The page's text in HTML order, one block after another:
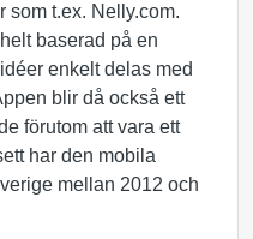
som t.ex. Nelly.com.
baserad på en
enkelt delas med
blir då också ett
förutom att vara ett
har den mobila
mellan 2012 och